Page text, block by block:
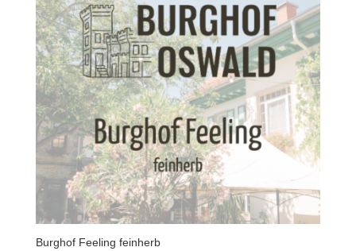
Burghof Feeling feinherb